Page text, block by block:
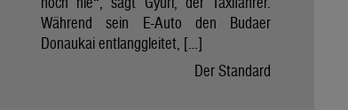
Während sein E-Auto den Budaer
Donaukai entlanggleitet, […]
Der Standard